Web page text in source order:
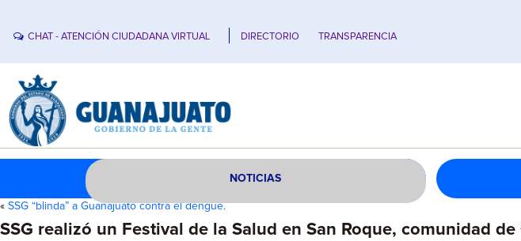
CHAT - ATENCIÓN CIUDADANA VIRTUAL DIRECTORIO TRANSPARENCIA
NOTICIAS
« SSG “blinda” a Guanajuato contra el dengue.
SSG realizó un Festival de la Salud en San Roque, comunidad de